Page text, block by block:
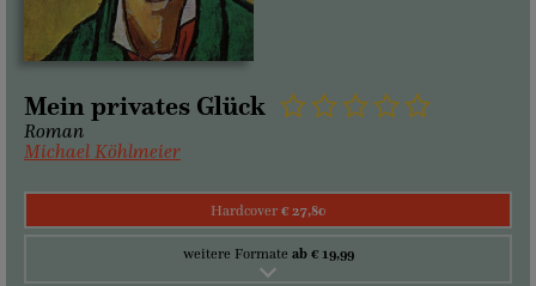
Mein privates Glück
Roman
Michael Köhlmeier
Hardcover € 27,80
weitere Formate ab € 19,99